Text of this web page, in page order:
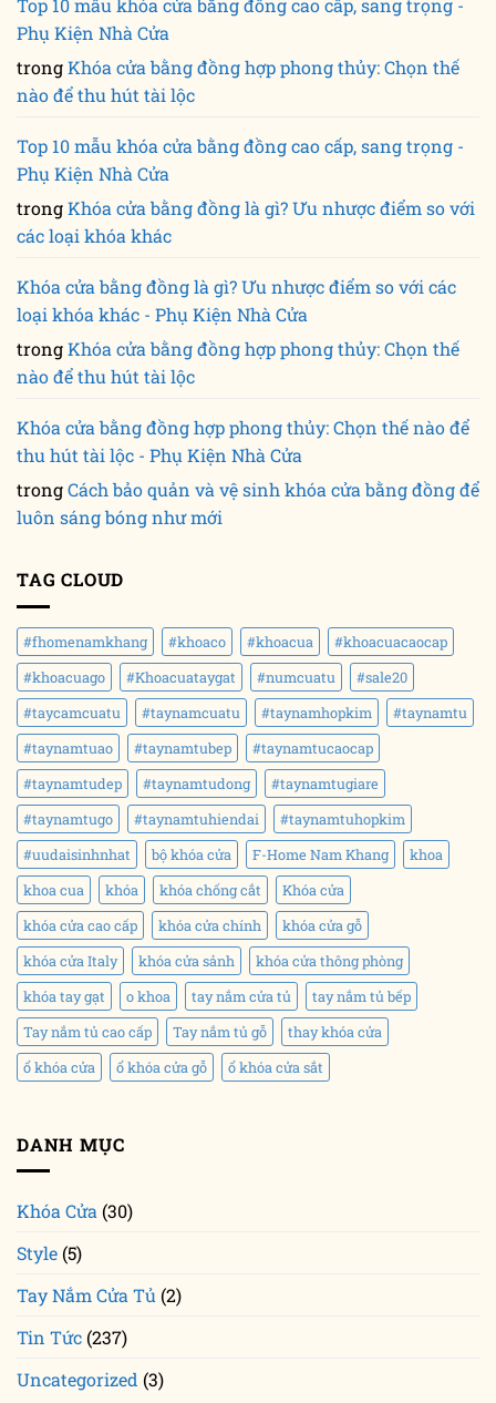
Top 10 mẫu khóa cửa bằng đồng cao cấp, sang trọng -
Phụ Kiện Nhà Cửa
trongKhóa cửa bằng đồng hợp phong thủy: Chọn thế
nào để thu hút tài lộc
Top 10 mẫu khóa cửa bằng đồng cao cấp, sang trọng -
Phụ Kiện Nhà Cửa
trongKhóa cửa bằng đồng là gì? Ưu nhược điểm so với
các loại khóa khác
Khóa cửa bằng đồng là gì? Ưu nhược điểm so với các
loại khóa khác - Phụ Kiện Nhà Cửa
trongKhóa cửa bằng đồng hợp phong thủy: Chọn thế
nào để thu hút tài lộc
Khóa cửa bằng đồng hợp phong thủy: Chọn thế nào để
thu hút tài lộc - Phụ Kiện Nhà Cửa
trongCách bảo quản và vệ sinh khóa cửa bằng đồng để
luôn sáng bóng như mới
TAG CLOUD
#fhomenamkhang #khoaco #khoacua
#khoacuacaocap
#khoacuago
#Khoacuataygat #numcuatu
#sale20
#taycamcuatu
#taynamcuatu #taynamhopkim
#taynamtu
#taynamtuao
#taynamtubep
#taynamtucaocap
#taynamtudep
#taynamtudong
#taynamtugiare
#taynamtugo
#taynamtuhiendai
#taynamtuhopkim
#uudaisinhnhat
bộ khóa cửa F-Home Nam Khang
khoa
khoa cua
khóa khóa chống cắt
Khóa cửa
khóa cửa cao cấp
khóa cửa chính
khóa cửa gỗ
khóa cửa Italy
khóa cửa sảnh
khóa cửa thông phòng
khóa tay gạt
o khoa tay nắm cửa tủ
tay nắm tủ bếp
Tay nắm tủ cao cấp
Tay nắm tủ gỗ
thay khóa cửa
ổ khóa cửa
ổ khóa cửa gỗ ổ khóa cửa sắt
DANH MỤC
Khóa Cửa(30)
Style(5)
Tay Nắm Cửa Tủ(2)
Tin Tức(237)
Uncategorized (3)